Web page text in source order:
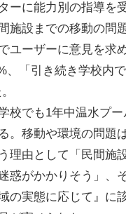
ーに能力別の指導を
施設までの移動の問
ユーザーに意見を求め
「引き続き学校内
校でも1年中温水プ
。移動や環境の問題
理由として「民間施
惑がかかりそう」、
の実態に応じて』に